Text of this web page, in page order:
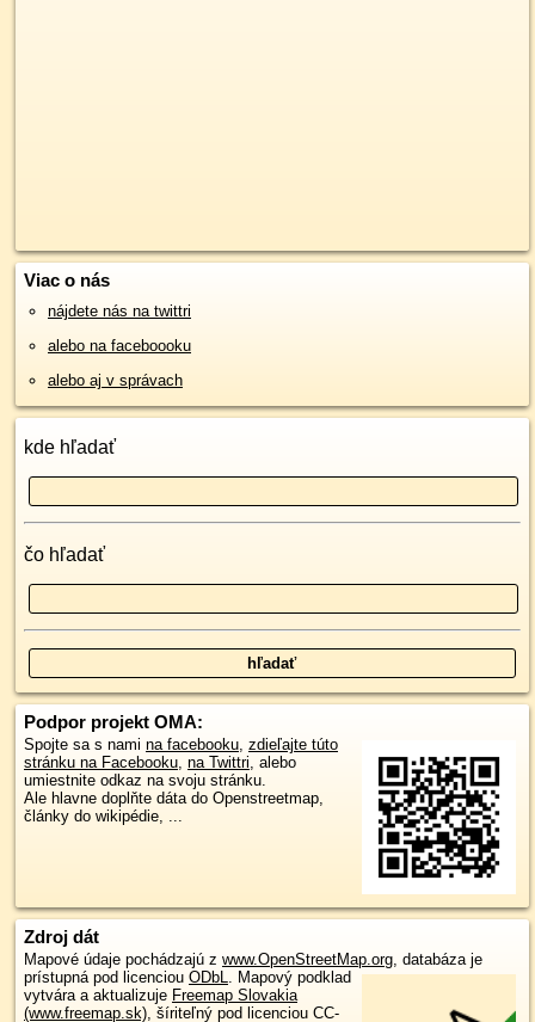
Viac o nás
nájdete nás na twittri
alebo na faceboooku
alebo aj v správach
kde hľadať
čo hľadať
Podpor projekt OMA:
Spojte sa s nami na facebooku, zdieľajte túto
stránku na Facebooku, na Twittri, alebo
umiestnite odkaz na svoju stránku.
Ale hlavne doplňte dáta do Openstreetmap,
články do wikipédie, ...
Zdroj dát
Mapové údaje pochádzajú z www.OpenStreetMap.org, databáza je
prístupná pod licenciou ODbL. Mapový podklad
vytvára a aktualizuje Freemap Slovakia
(www.freemap.sk), šíriteľný pod licenciou CC-